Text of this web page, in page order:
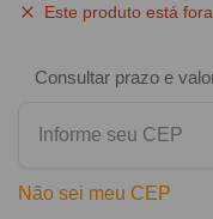
Este produto está
Consultar prazo e
Não sei meu CEP